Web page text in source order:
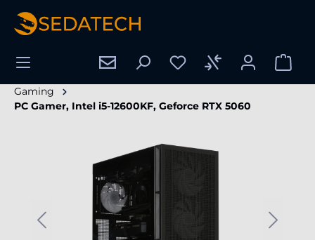
principal
Gaming
PC Gamer, Intel i5-12600KF, Geforce RTX 5060
Ignorer la galerie d'images